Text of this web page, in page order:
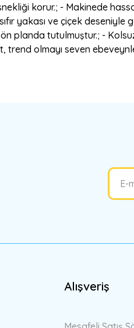
korur.; - Makinede
yakası ve çiçek deseniyle
planda tutulmuştur.; -
trend olmayı seven
Alışveriş